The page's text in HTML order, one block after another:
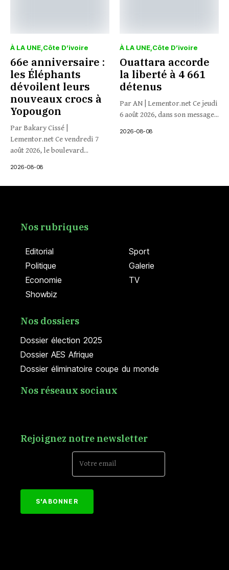
À LA UNE Côte D’ivoire
66e anniversaire :
les Éléphants
dévoilent leurs
nouveaux crocs à
Yopougon
Par Bakary Cissé |
Lementor.net Ce vendredi 7
août 2026, le boulevard...
2026-08-08
À LA UNE Côte D’ivoire
Ouattara accorde
la liberté à 4 661
détenus
Par AN | Lementor.net Ce jeudi
6 août 2026, dans son message...
2026-08-08
Editorial
Politique
Economie
Showbiz
Sport
Galerie
TV
Nos rubriques
Dossier élection 2025
Dossier AES Afrique
Dossier éliminatoire coupe du monde
Nos dossiers
Nos réseaux sociaux
Rejoignez notre newsletter